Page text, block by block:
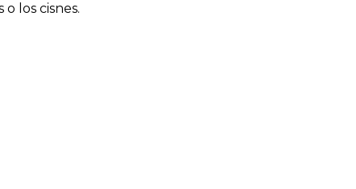
los cisnes.